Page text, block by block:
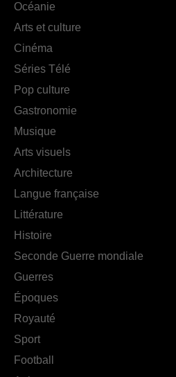
Océanie
Arts et culture
Cinéma
Séries Télé
Pop culture
Gastronomie
Musique
Arts visuels
Architecture
Langue française
Littérature
Histoire
Seconde Guerre mondiale
Guerres
Époques
Royauté
Sport
Football